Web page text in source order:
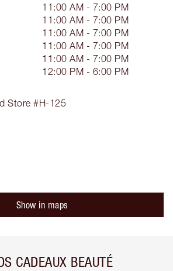
Store #H-125
11:00 AM - 7:00 PM
11:00 AM - 7:00 PM
11:00 AM - 7:00 PM
11:00 AM - 7:00 PM
11:00 AM - 7:00 PM
12:00 PM - 6:00 PM
Show in maps
CADEAUX BEAUTÉ